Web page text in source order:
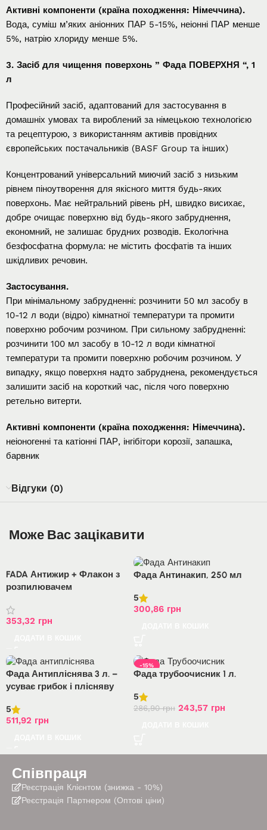
Активні компоненти (країна походження: Німеччина).
Вода, суміш м’яких аніонних ПАР 5-15%, неіонні ПАР менше
5%, натрію хлориду менше 5%.
3. Засіб для чищення поверхонь ” Фада ПОВЕРХНЯ “, 1
л
Професійний засіб, адаптований для застосування в
домашніх умовах та вироблений за німецькою технологією
та рецептурою, з використанням активів провідних
європейських постачальників (BASF Group та інших)
Концентрований універсальний миючий засіб з низьким
рівнем піноутворення для якісного миття будь-яких
поверхонь. Має нейтральний рівень рН, швидко висихає,
добре очищає поверхню від будь-якого забруднення,
економний, не залишає брудних розводів. Екологічна
безфосфатна формула: не містить фосфатів та інших
шкідливих речовин.
Застосування.
При мінімальному забрудненні: розчинити 50 мл засобу в
10-12 л води (відро) кімнатної температури та промити
поверхню робочим розчином. При сильному забрудненні:
розчинити 100 мл засобу в 10-12 л води кімнатної
температури та промити поверхню робочим розчином. У
випадку, якщо поверхня надто забруднена, рекомендується
залишити засіб на короткий час, після чого поверхню
ретельно витерти.
Активні компоненти (країна походження: Німеччина).
неіоногенні та катіонні ПАР, інгібітори корозії, запашка,
барвник
Відгуки (0)
Може Вас зацікавити
FADA Антижир + Флакон з
розпилювачем
353,32 грн
Фада Антинакип, 250 мл
5
300,86 грн
Фада Антипліснява 3 л. –
усуває грибок і плісняву
5
511,92 грн
-15%
Фада трубоочисник 1 л.
5
286,90грн 243,57 грн
Співпраця
Реєстрація Клієнтом (знижка - 10%)
Реєстрація Партнером (Оптові ціни)